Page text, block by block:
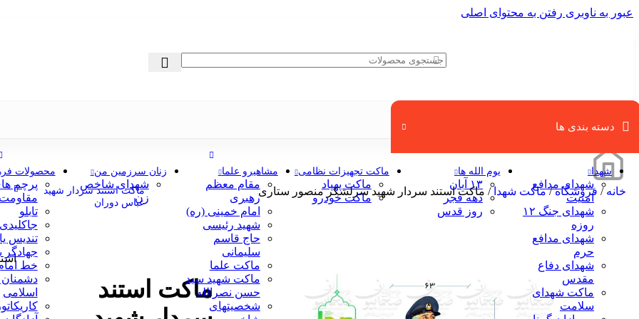
عبور به ناوبری رفتن به محتوای اصلی
دسته بندی ها
شهدا
شهدای مدافع
امنیت
شهدای جنگ ۱۲
روزه
شهدای مدافع
حرم
شهدای دفاع
مقدس
ماکت شهدای
سلامت
یوم الله ها
۱۳ آبان
دهه فجر
روز قدس
ماکت تجهیزات نظامی
ماکت پهپاد
ماکت خودرو
مشاهیرو علما
مقام معظم
رهبری
امام خمینی (ره)
شهید رئیسی
حاج قاسم
سلیمانی
ماکت علما
ماکت شهید سید
حسن نصرالله
شخصیتهای
زنان سرزمین من
شهدای شاخص
زن
محصولات
پرچم
مقاومت
تابلو
جاکلیدی
تندیس
خط
اسلامی
کاریکاتور
خانه/ فروشگاه/ ماکت شهدا/ ماکت استند سردار شهید سرلشکر منصور ستاری
ماکت استند سردار شهید
عباس دوران
ماکت استند